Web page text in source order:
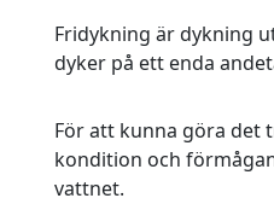
Fridykning är dykning
dyker på ett enda
För att kunna göra det
kondition och
vattnet.